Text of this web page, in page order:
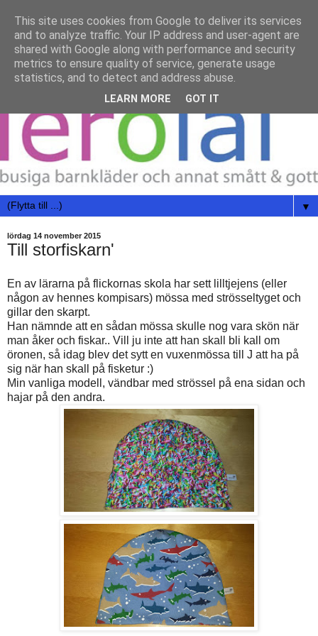
▼
lördag 14 november 2015
Till storfiskarn'
En av lärarna på flickornas skola har sett lilltjejens (eller
någon av hennes kompisars) mössa med strösseltyget och
gillar den skarpt.
Han nämnde att en sådan mössa skulle nog vara skön när
man åker och fiskar.. Vill ju inte att han skall bli kall om
öronen, så idag blev det sytt en vuxenmössa till J att ha på
sig när han skall på fisketur :)
Min vanliga modell, vändbar med strössel på ena sidan och
hajar på den andra.
This site uses cookies from Google to deliver its services
and to analyze traffic. Your IP address and user-agent are
shared with Google along with performance and security
metrics to ensure quality of service, generate usage
statistics, and to detect and address abuse.
LEARN MORE GOT IT